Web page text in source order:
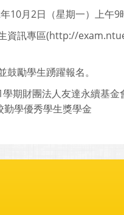
10月2日（星期一）上午9
資訊專區(http://
勵學生踴躍報名。
期財團法人友達永續基金
學優秀學生獎學金